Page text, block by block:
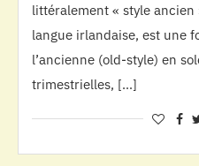
littéralement « style ancien
langue irlandaise, est une
l’ancienne (old-style) en
trimestrielles, […]